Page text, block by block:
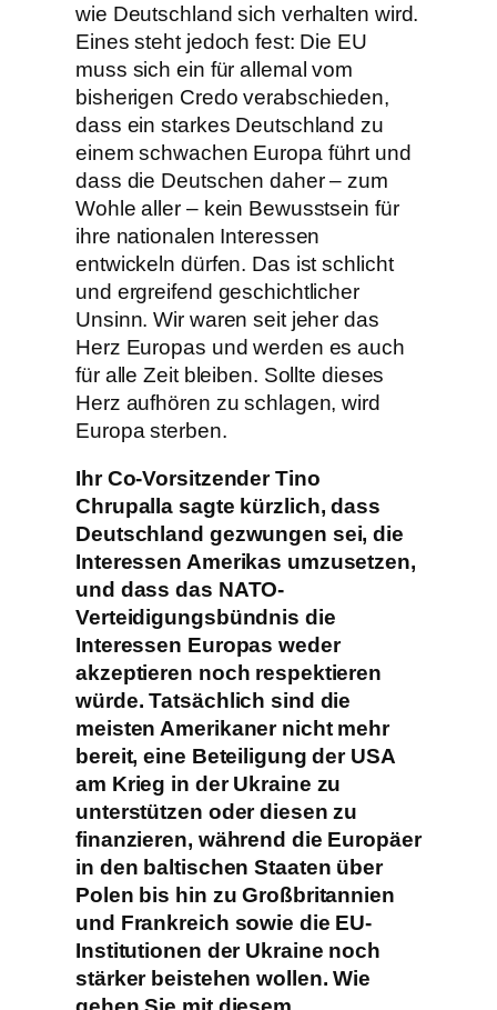
wie Deutschland sich verhalten wird.
Eines steht jedoch fest: Die EU
muss sich ein für allemal vom
bisherigen Credo verabschieden,
dass ein starkes Deutschland zu
einem schwachen Europa führt und
dass die Deutschen daher – zum
Wohle aller – kein Bewusstsein für
ihre nationalen Interessen
entwickeln dürfen. Das ist schlicht
und ergreifend geschichtlicher
Unsinn. Wir waren seit jeher das
Herz Europas und werden es auch
für alle Zeit bleiben. Sollte dieses
Herz aufhören zu schlagen, wird
Europa sterben.
Ihr Co-Vorsitzender Tino
Chrupalla sagte kürzlich, dass
Deutschland gezwungen sei, die
Interessen Amerikas umzusetzen,
und dass das NATO-
Verteidigungsbündnis die
Interessen Europas weder
akzeptieren noch respektieren
würde. Tatsächlich sind die
meisten Amerikaner nicht mehr
bereit, eine Beteiligung der USA
am Krieg in der Ukraine zu
unterstützen oder diesen zu
finanzieren, während die Europäer
in den baltischen Staaten über
Polen bis hin zu Großbritannien
und Frankreich sowie die EU-
Institutionen der Ukraine noch
stärker beistehen wollen. Wie